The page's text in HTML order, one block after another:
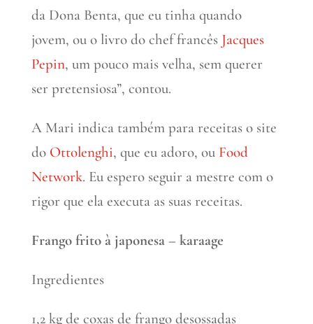
da Dona Benta, que eu tinha quando
jovem, ou o livro do chef francês Jacques
Pepin, um pouco mais velha, sem querer
ser pretensiosa”, contou.
A Mari indica também para receitas o site
do Ottolenghi, que eu adoro, ou Food
Network. Eu espero seguir a mestre com o
rigor que ela executa as suas receitas.
Frango frito à japonesa – karaage
Ingredientes
1,2 kg de coxas de frango desossadas